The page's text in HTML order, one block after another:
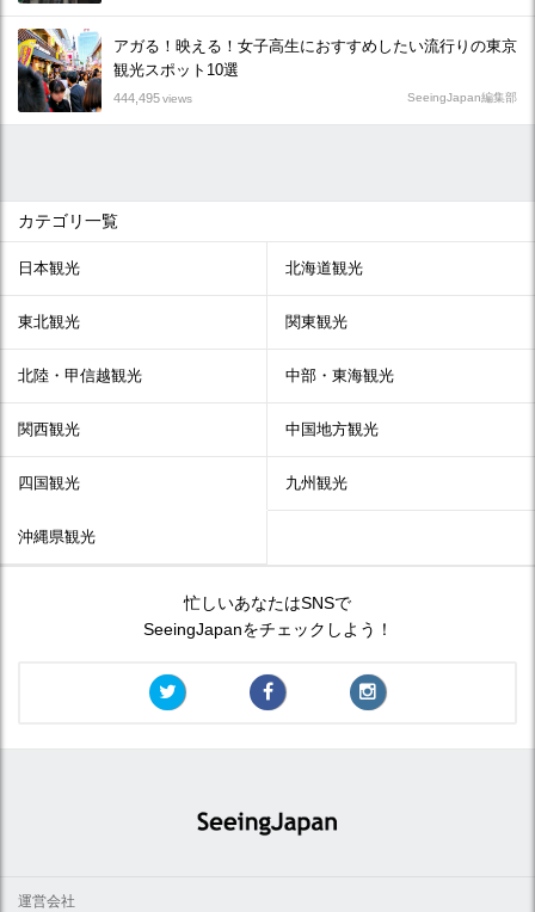
アガる！映える！女子高生におすすめしたい流行りの東京
観光スポット10選
444,495views SeeingJapan編集部
カテゴリ一覧
日本観光 北海道観光
東北観光 関東観光
北陸・甲信越観光 中部・東海観光
関西観光 中国地方観光
四国観光 九州観光
沖縄県観光
忙しいあなたはSNSで
SeeingJapanをチェックしよう！
運営会社